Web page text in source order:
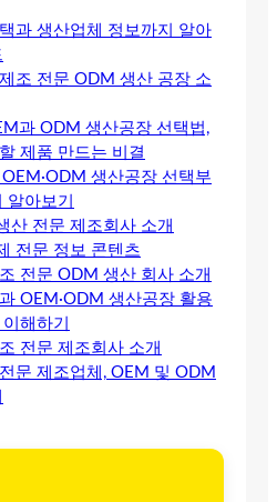
과 생산업체 정보까지 알아
조 전문 ODM 생산 공장 소
과 ODM 생산공장 선택법,
제품 만드는 비결
생산공장 선택부
아보기
산 전문 제조회사 소개
전문 정보 콘텐츠
전문 ODM 생산 회사 소개
OEM·ODM 생산공장 활용
해하기
전문 제조회사 소개
문 제조업체, OEM 및 ODM